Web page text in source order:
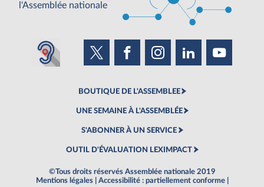
l'Assemblée nationale
BOUTIQUE DE L'ASSEMBLEE
UNE SEMAINE À L'ASSEMBLÉE
S'ABONNER À UN SERVICE
OUTIL D'ÉVALUATION LEXIMPACT
©Tous droits réservés Assemblée nationale 2019
Mentions légales
Accessibilité : partiellement conforme